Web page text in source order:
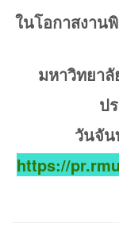
ในโอกาสงาน
มหาวิทยา
ป
วันจัน
https://